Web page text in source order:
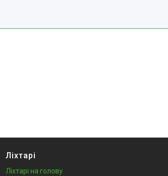
Ліхтарі
Ліхтарі на голову